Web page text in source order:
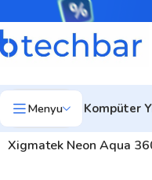
Menyu Kompüter
Ev Kompüter hissələri
Xigmatek Neon Aqua